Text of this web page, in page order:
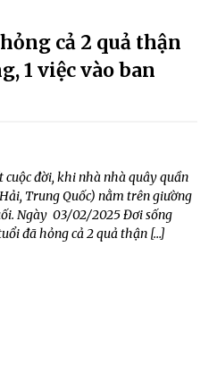
cả 2 quả thận
1 việc vào ban
đời, khi nhà nhà quây quần
Trung Quốc) nằm trên giường
Ngày 03/02/2025 Đơi sống
đã hỏng cả 2 quả thận […]